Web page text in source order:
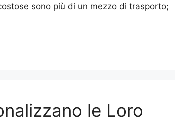
sono più di un mezzo di trasporto;
le Loro